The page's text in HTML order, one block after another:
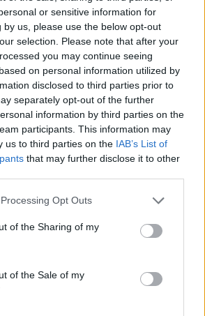
or sensitive information for
by us, please use the below opt-out
selection. Please note that after your
you may continue seeing
on personal information utilized by
disclosed to third parties prior to
separately opt-out of the further
information by third parties on the
participants. This information may
us to third parties on the IAB’s List of
that may further disclose it to other
Opt Outs
of the Sharing of my
of the Sale of my
Trumpas pasirašė naujus
vykdomuosius įsakymus,
ribojančius prigimtinę
teisę į JAV pilietybę
Pasaulis
Dingus elektrai ryšių
dalyje sutriko geležinkelių